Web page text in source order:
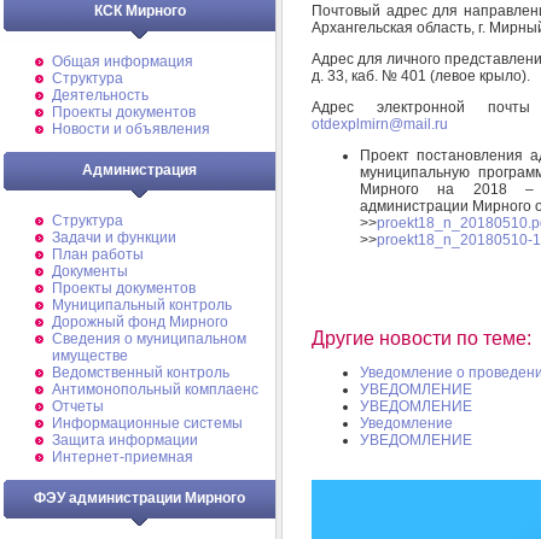
КСК Мирного
Общая информация
Структура
Деятельность
Проекты документов
Новости и объявления
Администрация
Структура
Задачи и функции
План работы
Документы
Проекты документов
Муниципальный контроль
Дорожный фонд Мирного
Cведения о муниципальном
имуществе
Ведомственный контроль
Антимонопольный комплаенс
Отчеты
Информационные системы
Защита информации
Интернет-приемная
ФЭУ администрации Мирного
Почтовый адрес для
Архангельская область, г.
Адрес для личного
д. 33, каб. № 401 (левое крыло).
Адрес электронной
otdexplmirn@mail.ru
Проект постановления
муниципальную
Мирного на 2018 –
администрации Мирного
>>
>>proekt18_n_20180510-
Другие новости по теме:
Уведомление о
УВЕДОМЛЕНИЕ
УВЕДОМЛЕНИЕ
Уведомление
УВЕДОМЛЕНИЕ